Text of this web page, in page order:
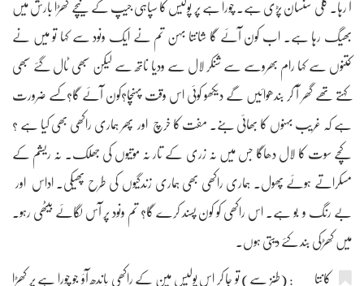
آ رہا۔ گلی سنسان پڑی ہے۔ چورا ہے پر پولیس کا سپاہی جیپ کے نیچے کھڑا بارش میں
بھیگ رہا ہے۔ اب کون آئے گا شانتا بہن تم نے ایک ونود سے کہا تو میں نے
کتنوں سے کہا رام بھروسے سے شنکر لال سے ودیا ناتھ سے لیکن سبھی ٹال گئے سبھی
کہتے تھے گھر آ کر بندھوائیں گے دیکھو کوئی اس وقت پہنچا؟کون آئے گا؟کسے ضرورت
ہے کہ غریب بہنوں کا بھائی بنے۔ مفت کا خرچ اور پھر ہماری راکھی بھی کیا ہے ؟
کچے سوت کا لال دھاگا جس میں نہ زری کے تار نہ موتیوں کی جھلک۔ نہ ریشم کے
مسکراتے ہوئے پھول۔ ہماری راکھی بھی ہماری زندگیوں کی طرح پھیکی۔ اداس اور
بے رنگ و بو ہے۔ اس راکھی کو کون پسند کرے گا؟ تم ونود پر آس لگائے بیٹھی رہو۔
میں کھڑکی بند کئے دیتی ہوں۔
کانتا : (طنز سے) تو جا کر اس پولیس مین کے راکھی باندھ آؤ جو چورا ہے پر کھڑا